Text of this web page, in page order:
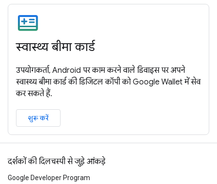
स्वास्थ्य बीमा कार्ड
उपयोगकर्ता, Android पर काम करने वाले डिवाइस पर अपने
स्वास्थ्य बीमा कार्ड की डिजिटल कॉपी को Google Wallet में सेव
कर सकते हैं.
शुरू करें
दर्शकों की दिलचस्पी से जुड़े आंकड़े
Google Developer Program